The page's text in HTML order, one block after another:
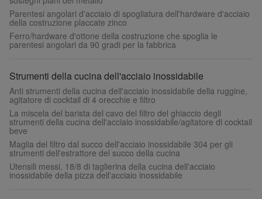
Parentesi angolari d'acciaio di spogliatura dell'hardware d'acciaio
della costruzione placcate zinco
Ferro/hardware d'ottone della costruzione che spoglia le
parentesi angolari da 90 gradi per la fabbrica
Strumenti della cucina dell'acciaio inossidabile
Anti strumenti della cucina dell'acciaio inossidabile della ruggine,
agitatore di cocktail di 4 orecchie e filtro
La miscela del barista del cavo del filtro del ghiaccio degli
strumenti della cucina dell'acciaio inossidabile/agitatore di cocktail
beve
Maglia del filtro dal succo dell'acciaio inossidabile 304 per gli
strumenti dell'estrattore del succo della cucina
Utensili messi, 18/8 di taglierina della cucina dell'acciaio
inossidabile della pizza dell'acciaio inossidabile